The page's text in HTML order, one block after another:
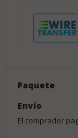
Paquete
Envío
El comprador